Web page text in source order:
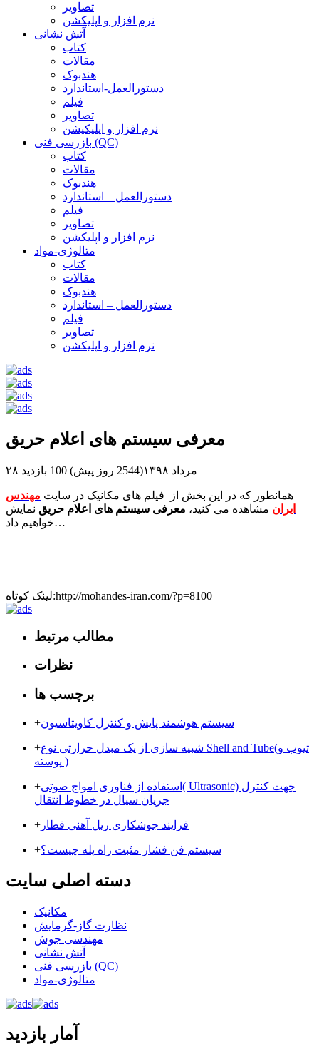
تصاویر
نرم افزار و اپلیکشن
آتش نشانی
کتاب
مقالات
هندبوک
دستورالعمل-استاندارد
فیلم
تصاویر
نرم افزار و اپلیکیشن
بازرسی فنی (QC)
کتاب
مقالات
هندبوک
دستورالعمل – استاندارد
فیلم
تصاویر
نرم افزار و اپلیکشن
متالوژی-مواد
کتاب
مقالات
هندبوک
دستورالعمل – استاندارد
فیلم
تصاویر
نرم افزار و اپلیکشن
معرفی سیستم های اعلام حریق
۲۸ مرداد ۱۳۹۸(2544 روز پیش) 100 بازدید
همانطور که در این بخش از فیلم های مکانیک در سایت مهندس
ایران مشاهده می کنید، معرفی سیستم های اعلام حریق نمایش
خواهیم داد…
لینک کوتاه:http://mohandes-iran.com/?p=8100
مطالب مرتبط
نظرات
برچسب ها
+سیستم هوشمند پایش و کنترل کاویتاسیون
+شبیه سازی از یک مبدل حرارتی نوع Shell and Tube(تیوب و
پوسته )
+استفاده از فناوری امواج صوتی( Ultrasonic) جهت کنترل
جریان سیال در خطوط انتقال
+ فرایند جوشکاری ریل آهنی قطار
+سیستم فن فشار مثبت راه پله چیست؟
دسته اصلی سایت
مکانیک
نظارت گاز-گرمایش
مهندسی جوش
آتش نشانی
بازرسی فنی (QC)
متالوژی-مواد
آمار بازدید